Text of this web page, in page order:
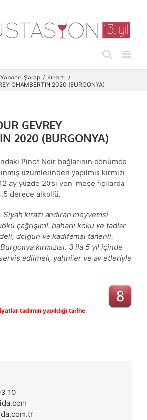
Yabancı Şarap
Kırmızı
CHAMBERTIN 2020 (BURGONYA)
GEVREY
2020 (BURGONYA)
Pinot Noir bağlarının dönümde
üzümlerinden yapılmış kırmızı
ay yüzde 20’si yeni meşe fıçılarda
derece alkollü.
kirazı andıran meyvemsi
çağrışımlı baharlı koku ve tadlar
dolgun ve kadifemsi tanenli.
kırmızısı. 3 ila 5 yıl içinde
edilmeli, yahniler ve av etleriyle
tadımın yapıldığı tarihe
10